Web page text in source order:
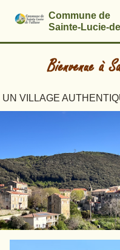
Commune de
Sainte-Lucie-
UN VILLAGE